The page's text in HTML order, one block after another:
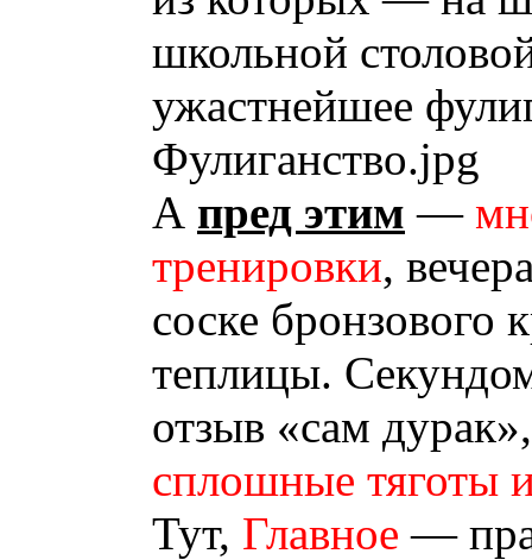
школьной
ужастнейшее
Фулиганство.jpg
А пред этим —
тренировки,
соске бронзового
теплицы.
отзыв «сам
сплошные тяготы
Тут, Главное —